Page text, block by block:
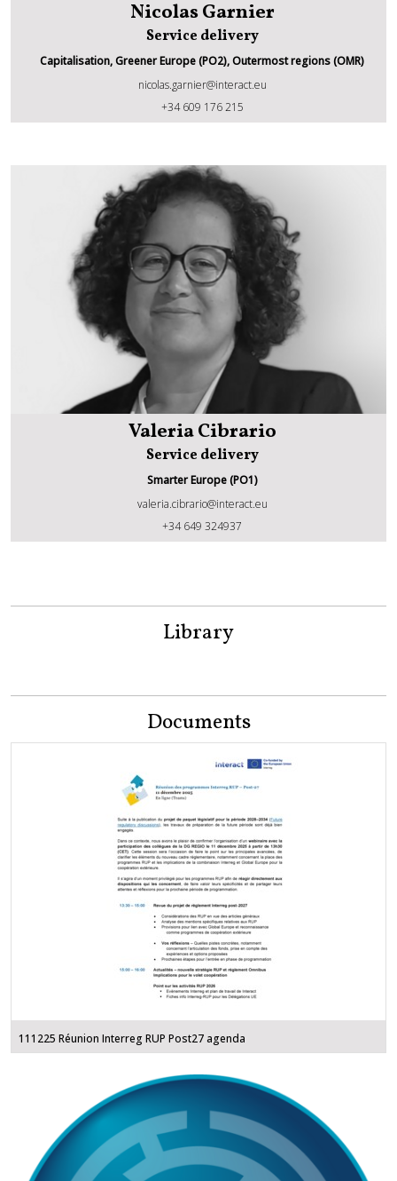
Nicolas Garnier
Nicolas Garnier
Service delivery
Capitalisation, Greener Europe (PO2), Outermost regions (OMR)
nicolas.garnier@interact.eu
+34 609 176 215
Valeria Cibrario
Valeria Cibrario
Service delivery
Smarter Europe (PO1)
valeria.cibrario@interact.eu
+34 649 324937
Library
Documents
111225 Réunion Interreg RUP Post27 agenda